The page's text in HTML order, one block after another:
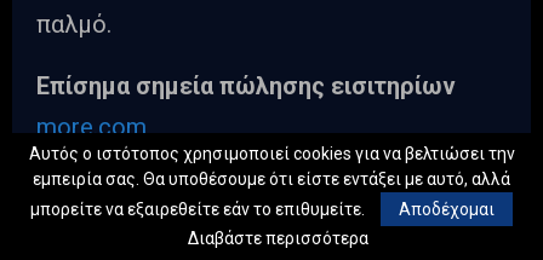
παλμό.
Επίσημα σημεία πώλησης εισιτηρίων
more.com
Τηλεφωνικό κέντρο Φεστιβάλ Αθηνών
Επιδαύρου
Ωράριο: Δευτέρα-Παρασκευή: 10:00-18:00 |
Αυτός ο ιστότοπος χρησιμοποιεί cookies για να βελτιώσει την
εμπειρία σας. Θα υποθέσουμε ότι είστε εντάξει με αυτό, αλλά
μπορείτε να εξαιρεθείτε εάν το επιθυμείτε.
Αποδέχομαι
Διαβάστε περισσότερα